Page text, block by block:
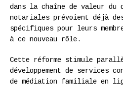
dans la chaîne de valeur du
notariales prévoient déjà
spécifiques pour leurs
à ce nouveau rôle.
Cette réforme stimule
développement de services
de médiation familiale en